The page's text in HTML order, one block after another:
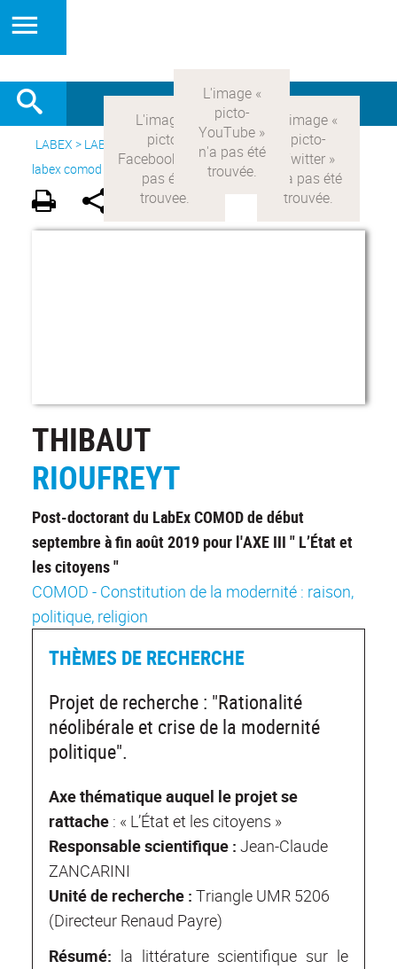
LABEX > LABEX COMOD> Version française
> Le projet du
labex comod >
Acteurs du LabEx
THIBAUT
RIOUFREYT
Post-doctorant du LabEx COMOD de début
septembre à fin août 2019 pour l'AXE III " L’État et
les citoyens "
COMOD - Constitution de la modernité : raison,
politique, religion
THÈMES DE RECHERCHE
Projet de recherche : "Rationalité
néolibérale et crise de la modernité
politique".
Axe thématique auquel le projet se
rattache : « L’État et les citoyens »
Responsable scientifique : Jean-Claude
ZANCARINI
Unité de recherche : Triangle UMR 5206
(Directeur Renaud Payre)
Résumé: la littérature scientifique sur le